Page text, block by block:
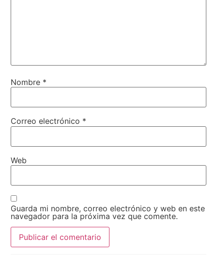
Nombre *
Correo electrónico *
Web
Guarda mi nombre, correo electrónico y web en este
navegador para la próxima vez que comente.